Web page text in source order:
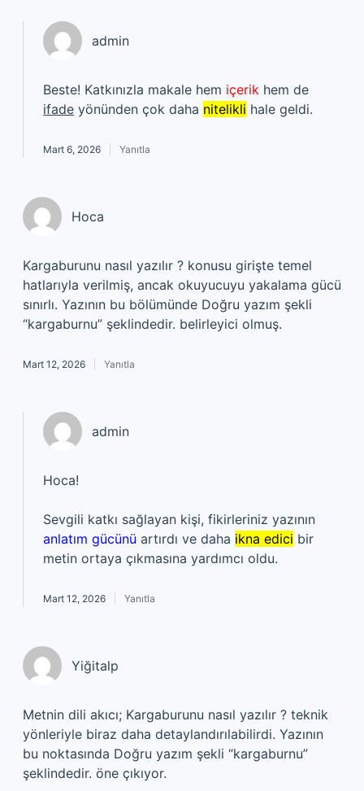
admin
Beste! Katkınızla makale hem içerik hem de
ifade yönünden çok daha nitelikli hale geldi.
Mart 6, 2026 Yanıtla
Hoca
Kargaburunu nasıl yazılır ? konusu girişte temel
hatlarıyla verilmiş, ancak okuyucuyu yakalama gücü
sınırlı. Yazının bu bölümünde Doğru yazım şekli
“kargaburnu” şeklindedir. belirleyici olmuş.
Mart 12, 2026 Yanıtla
admin
Hoca!
Sevgili katkı sağlayan kişi, fikirleriniz yazının
anlatım gücünü artırdı ve daha ikna edici bir
metin ortaya çıkmasına yardımcı oldu.
Mart 12, 2026 Yanıtla
Yiğitalp
Metnin dili akıcı; Kargaburunu nasıl yazılır ? teknik
yönleriyle biraz daha detaylandırılabilirdi. Yazının
bu noktasında Doğru yazım şekli “kargaburnu”
şeklindedir. öne çıkıyor.